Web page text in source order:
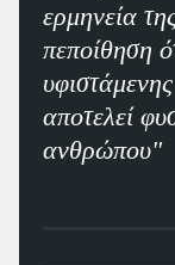
ερμηνεία
πεποίθηση
αποτελεί
ανθρώπου"